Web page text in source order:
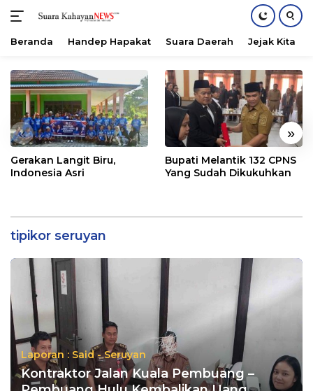
konten
Beranda Handep Hapakat Suara Daerah Jejak Kita
« »
Gerakan Langit Biru,
Indonesia Asri
Bupati Melantik 132 CPNS
Yang Sudah Dikukuhkan
tipikor seruyan
Laporan : Said - Seruyan
Kontraktor Jalan Kuala Pembuang –